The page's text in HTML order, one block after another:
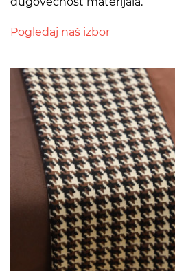
Pogledaj naš izbor